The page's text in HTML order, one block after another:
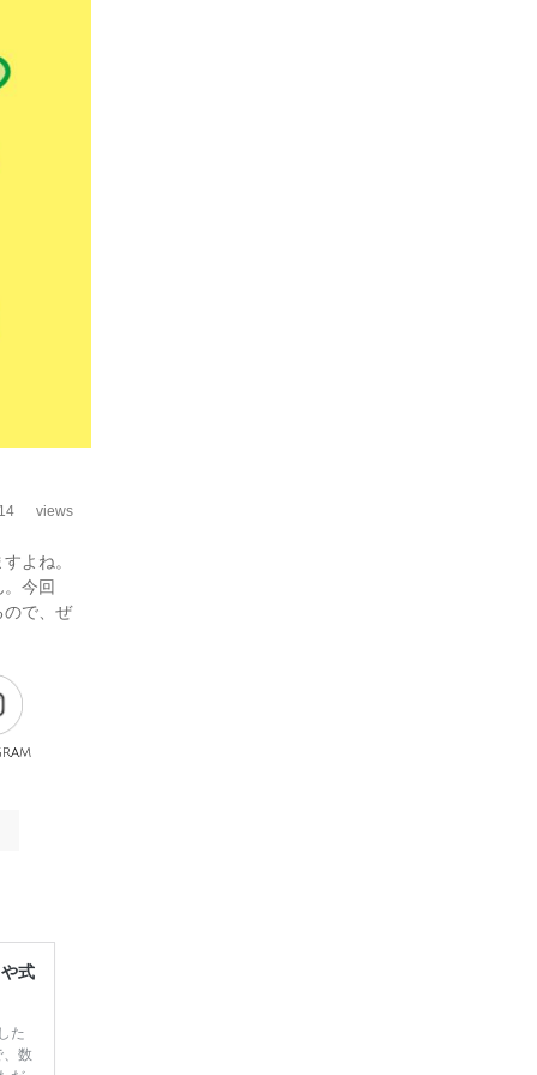
views
よね。
今回
ので、ぜ
式
た
数